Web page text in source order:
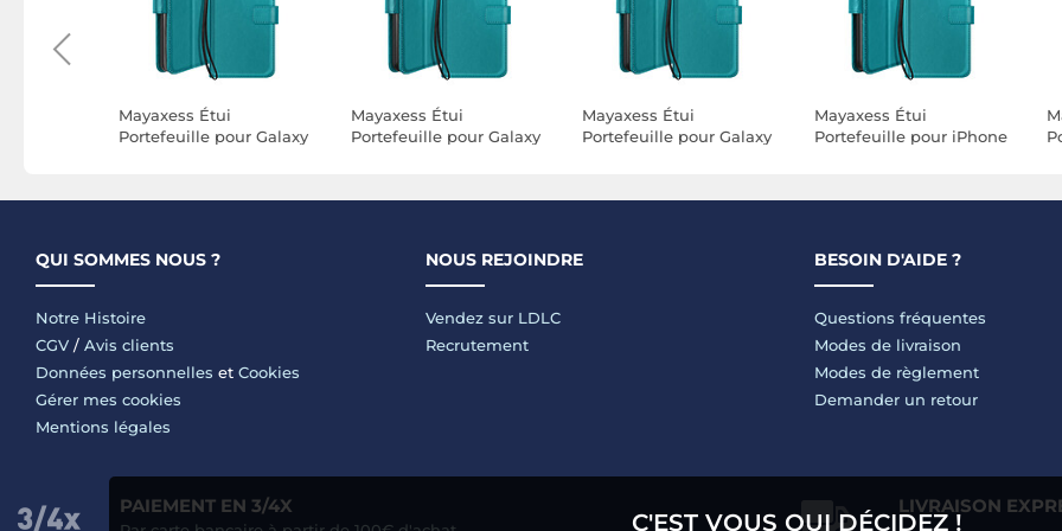
Mayaxess Étui
Portefeuille pour Galaxy
Turquoise
Mayaxess Étui
Portefeuille pour Galaxy
Mayaxess Étui
Portefeuille pour Galaxy
Turquoise
Mayaxess Étui
Portefeuille pour iPhone
Dragonne Turquoise
QUI SOMMES NOUS ?
Notre Histoire
CGV / Avis clients
Données personnelles et Cookies
Gérer mes cookies
Mentions légales
NOUS REJOINDRE
Vendez sur LDLC
Recrutement
BESOIN D'AIDE ?
Questions fréquentes
Modes de livraison
Modes de règlement
Demander un retour
PAIEMENT EN 3/4X LIVRAISON
C'EST VOUS QUI DÉCIDEZ !